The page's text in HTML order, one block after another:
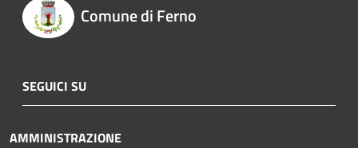
Comune di Ferno
SEGUICI SU
AMMINISTRAZIONE